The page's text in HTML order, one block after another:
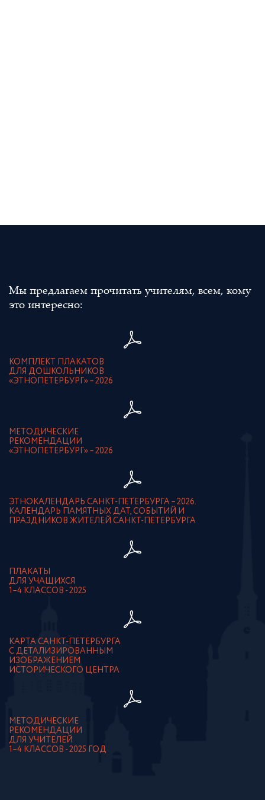
Мы предлагаем прочитать учителям, всем, кому
это интересно:
КОМПЛЕКТ ПЛАКАТОВ
ДЛЯ ДОШКОЛЬНИКОВ
«ЭТНОПЕТЕРБУРГ» – 2026
МЕТОДИЧЕСКИЕ
РЕКОМЕНДАЦИИ
«ЭТНОПЕТЕРБУРГ» – 2026
ЭТНОКАЛЕНДАРЬ САНКТ-ПЕТЕРБУРГА – 2026.
КАЛЕНДАРЬ ПАМЯТНЫХ ДАТ, СОБЫТИЙ И
ПРАЗДНИКОВ ЖИТЕЛЕЙ САНКТ-ПЕТЕРБУРГА
ПЛАКАТЫ
ДЛЯ УЧАЩИХСЯ
1–4 КЛАССОВ - 2025
КАРТА САНКТ-ПЕТЕРБУРГА
С ДЕТАЛИЗИРОВАННЫМ
ИЗОБРАЖЕНИЕМ
ИСТОРИЧЕСКОГО ЦЕНТРА
МЕТОДИЧЕСКИЕ
РЕКОМЕНДАЦИИ
ДЛЯ УЧИТЕЛЕЙ
1–4 КЛАССОВ - 2025 ГОД